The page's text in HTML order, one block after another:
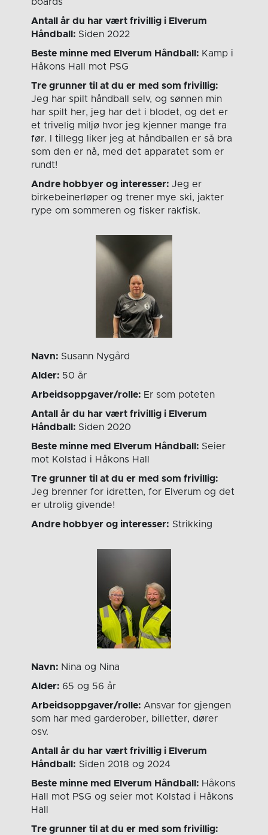
boards
Antall år du har vært frivillig i Elverum
Håndball: Siden 2022
Beste minne med Elverum Håndball: Kamp i
Håkons Hall mot PSG
Tre grunner til at du er med som frivillig:
Jeg har spilt håndball selv, og sønnen min
har spilt her, jeg har det i blodet, og det er
et trivelig miljø hvor jeg kjenner mange fra
før. I tillegg liker jeg at håndballen er så bra
som den er nå, med det apparatet som er
rundt!
Andre hobbyer og interesser:Jeg er
birkebeinerløper og trener mye ski, jakter
rype om sommeren og fisker rakfisk.
Navn: Susann Nygård
Alder: 50 år
Arbeidsoppgaver/rolle: Er som poteten
Antall år du har vært frivillig i Elverum
Håndball: Siden 2020
Beste minne med Elverum Håndball: Seier
mot Kolstad i Håkons Hall
Tre grunner til at du er med som frivillig:
Jeg brenner for idretten, for Elverum og det
er utrolig givende!
Andre hobbyer og interesser: Strikking
Navn: Nina og Nina
Alder: 65 og 56 år
Arbeidsoppgaver/rolle:Ansvar for gjengen
som har med garderober, billetter, dører
osv.
Antall år du har vært frivillig i Elverum
Håndball: Siden 2018 og 2024
Beste minne med Elverum Håndball: Håkons
Hall mot PSG og seier mot Kolstad i Håkons
Hall
Tre grunner til at du er med som frivillig: